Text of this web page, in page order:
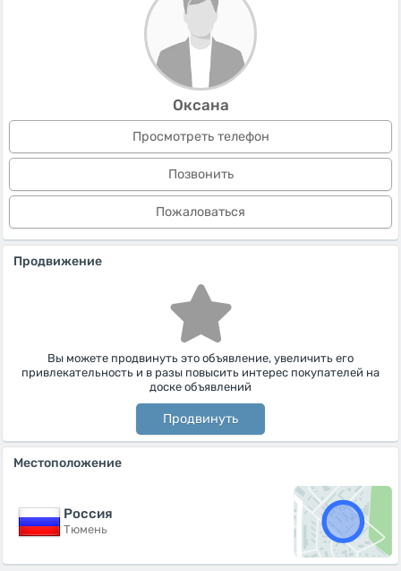
Оксана
Просмотреть телефон
Позвонить
Пожаловаться
Продвижение
Вы можете продвинуть это объявление, увеличить его
привлекательность и в разы повысить интерес покупателей на
доске объявлений
Продвинуть
Местоположение
Россия
Тюмень